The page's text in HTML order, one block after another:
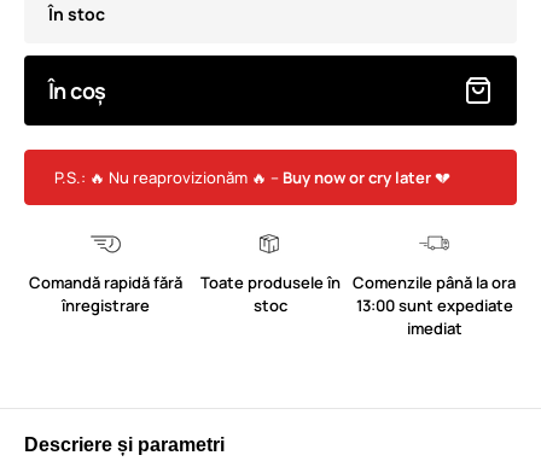
În stoc
În coș
P.S.: 🔥 Nu reaprovizionăm 🔥 – Buy now or cry later💔
Comandă rapidă fără
înregistrare
Toate produsele în
stoc
Comenzile până la ora
13:00 sunt expediate
imediat
Descriere și parametri